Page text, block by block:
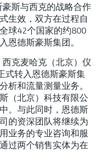
斯与西克的战略合作
生效，双方在过程自
球42个国家的约800
恩德斯豪斯集团。
克麦哈克（北京）仪
式转入恩德斯豪斯集
析和流量测量业务。
（北京）科技有限公
。与此同时，恩德斯
的资深团队将继续为
业务的专业咨询和服
过两个销售实体为在